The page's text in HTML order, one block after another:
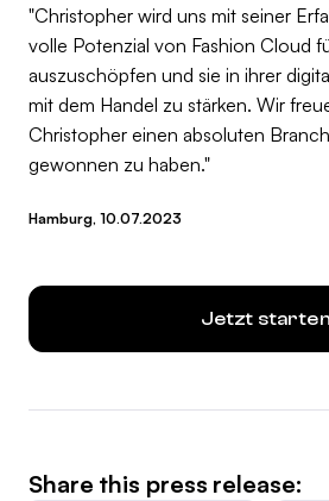
"Christopher wird uns mit seiner
volle Potenzial von Fashion Cloud
auszuschöpfen und sie in ihrer
mit dem Handel zu stärken. Wir
Christopher einen absoluten
gewonnen zu haben."
Hamburg, 10.07.2023
Jetzt starten
Share this press release: